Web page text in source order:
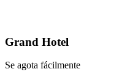
Grand Hotel
Se agota fácilmente